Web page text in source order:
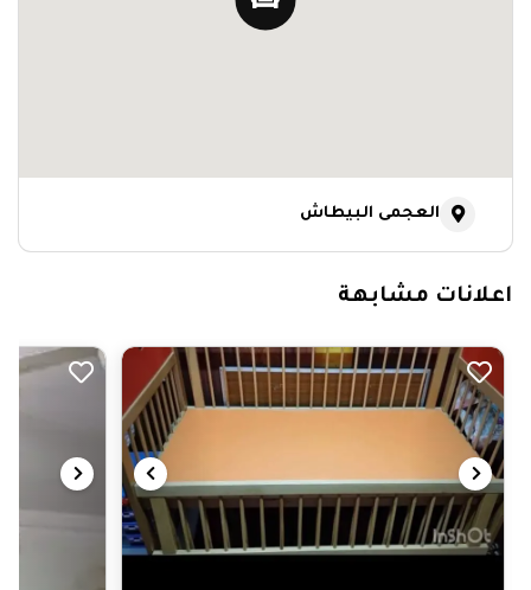
العجمى البيطاش
اعلانات مشابهة